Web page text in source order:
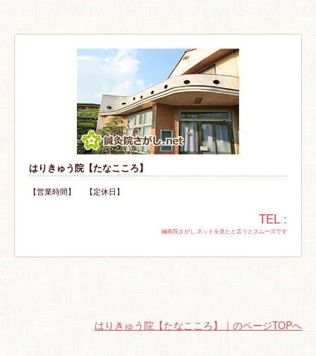
はりきゅう院【たなこころ】
【営業時間】 【定休日】
TEL :
鍼灸院さがし.ネットを見たと言うとスムーズです
はりきゅう院【たなこころ】｜のページTOPへ